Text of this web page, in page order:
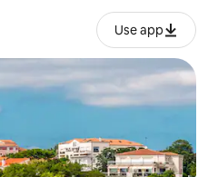
Use app